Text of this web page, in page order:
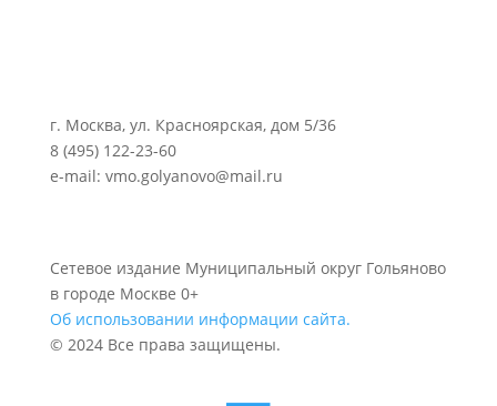
г. Москва, ул. Красноярская, дом 5/36
8 (495) 122-23-60
e-mail: vmo.golyanovo@mail.ru
Сетевое издание Муниципальный округ Гольяново
в городе Москве 0+
Об использовании информации сайта.
© 2024 Все права защищены.